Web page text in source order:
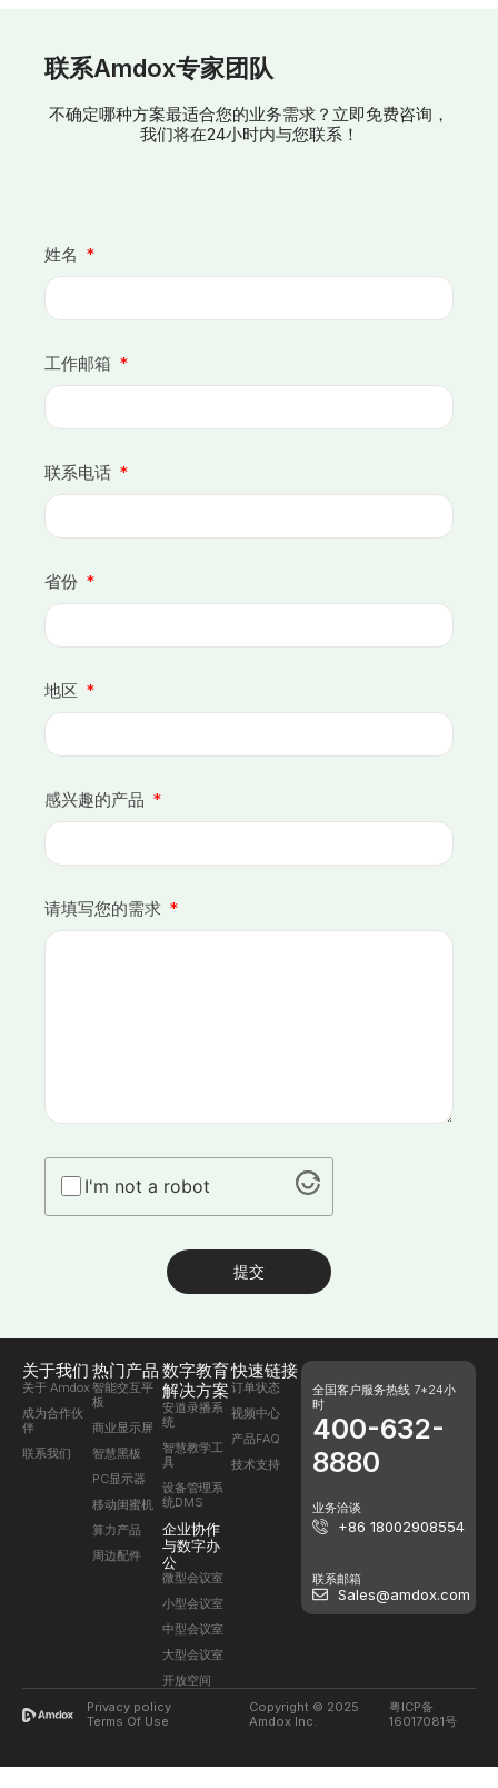
联系Amdox专家团队
不确定哪种方案最适合您的业务需求？立即免费咨询，
我们将在24小时内与您联系！
姓名
工作邮箱
联系电话
省份
地区
感兴趣的产品
请填写您的需求
I'm not a robot
提交
关于我们
关于 Amdox
成为合作伙
伴
联系我们
热门产品
智能交互平
板
商业显示屏
智慧黑板
PC显示器
移动闺蜜机
算力产品
周边配件
数字教育
解决方案
安道录播系
统
智慧教学工
具
设备管理系
统DMS
企业协作
与数字办
公
微型会议室
小型会议室
中型会议室
大型会议室
开放空间
快速链接
订单状态
视频中心
产品FAQ
技术支持
全国客户服务热线 7*24小
时
400-632-
8880
业务洽谈
+86 18002908554
联系邮箱
Sales@amdox.com
Privacy policy
Terms Of Use
Copyright © 2025
Amdox Inc.
粤ICP备
16017081号